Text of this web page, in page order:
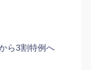
ら3割特例へ